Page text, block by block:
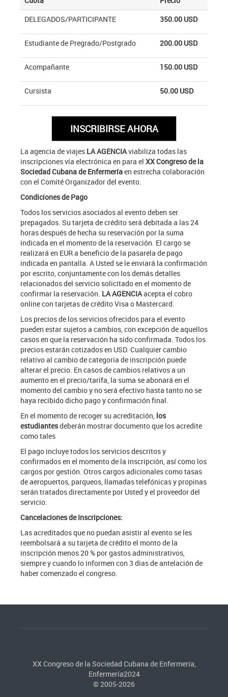
DELEGADOS/PARTICIPANTE
350.00 USD
Estudiante de Pregrado/Postgrado 200.00 USD
Acompañante 150.00 USD
Cursista 50.00 USD
La agencia de viajes LA AGENCIAviabiliza todas las
inscripciones vía electrónica en para el XX Congreso de la
Sociedad Cubana de Enfermeríaen estrecha colaboración
con el Comité Organizador del evento.
Condiciones de Pago
Todos los servicios asociados al evento deben ser
prepagados. Su tarjeta de crédito será debitada a las 24
horas después de hecha su reservación por la suma
indicada en el momento de la reservación. El cargo se
realizará en EUR a beneficio de la pasarela de pago
indicada en pantalla. A Usted se le enviará la confirmación
por escrito, conjuntamente con los demás detalles
relacionados del servicio solicitado en el momento de
confirmar la reservación. LA AGENCIAacepta el cobro
online con tarjetas de crédito Visa o Mastercard.
Los precios de los servicios ofrecidos para el evento
pueden estar sujetos a cambios, con excepción de aquellos
casos en que la reservación ha sido confirmada. Todos los
precios estarán cotizados en USD. Cualquier cambio
relativo al cambio de categoria de inscripción puede
alterar el precio. En casos de cambios relativos a un
aumento en el precio/tarifa, la suma se abonará en el
momento del cambio y no será efectivo hasta tanto no se
haya recibido dicho pago y confirmación final.
En el momento de recoger su acreditación, los
estudiantesdeberán mostrar documento que los acredite
como tales
El pago incluye todos los servicios descritos y
confirmados en el momento de la inscripción, así como los
cargos por gestión. Otros cargos adicionales como tasas
de aeropuertos, parqueos, llamadas telefónicas y propinas
serán tratados directamente por Usted y el proveedor del
servicio.
Cancelaciones de Inscripciones:
Las acreditados que no puedan asistir al evento se les
reembolsará a su tarjeta de crédito el monto de la
inscripción menos 20 % por gastos administrativos,
siempre y cuando lo informen con 3 dias de antelación de
haber comenzado el congreso.
XX Congreso de la Sociedad Cubana de Enfermería,
Enfermería2024
© 2005-2026